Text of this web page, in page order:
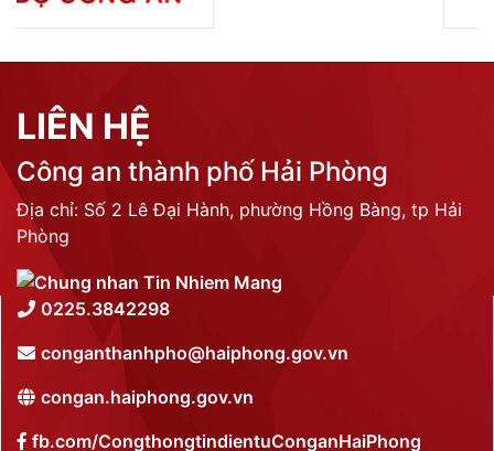
LIÊN HỆ
Công an thành phố Hải Phòng
Địa chỉ: Số 2 Lê Đại Hành, phường Hồng Bàng, tp Hải
Phòng
0225.3842298
conganthanhpho@haiphong.gov.vn
congan.haiphong.gov.vn
fb.com/CongthongtindientuConganHaiPhong